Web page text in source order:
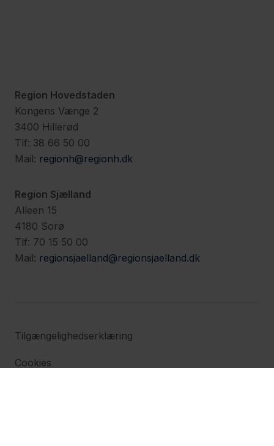
Region Hovedstaden
Kongens Vænge 2
3400 Hillerød
Tlf: 38 66 50 00
Mail: regionh@regionh.dk
Region Sjælland
Alleen 15
4180 Sorø
Tlf: 70 15 50 00
Mail: regionsjaelland@regionsjaelland.dk
Tilgængelighedserklæring
Cookies